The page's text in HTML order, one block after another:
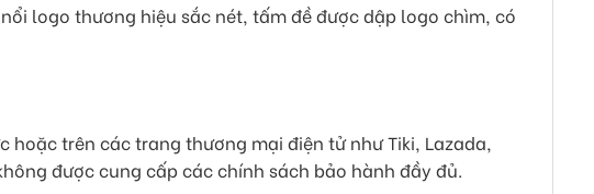
logo thương hiệu sắc nét, tấm đề được dập logo chìm, có
trên các trang thương mại điện tử như Tiki, Lazada,
được cung cấp các chính sách bảo hành đầy đủ.